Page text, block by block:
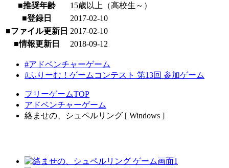
■推奨年齢
15歳以上（高校生～）
■登録日
2017-02-10
■ファイル更新日 2017-02-10
■情報更新日
2018-09-12
#アドベンチャーゲーム
#ふりーむ！ゲームコンテスト 第13回 参加ゲーム
フリーゲームTOP
アドベンチャーゲーム
絡ませの、シュペルリング [ Windows ]